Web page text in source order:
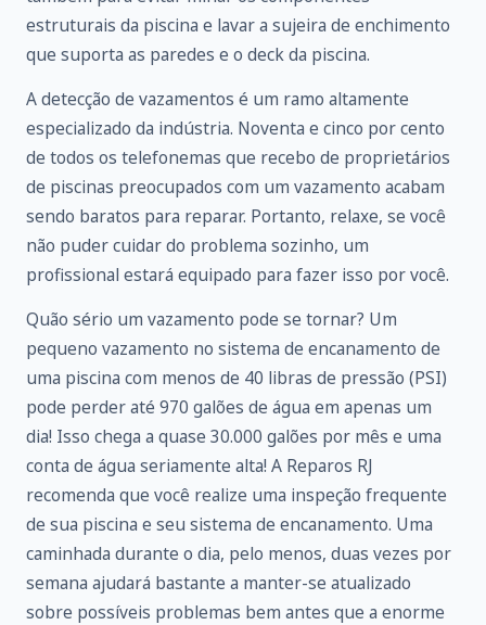
estruturais da piscina e lavar a sujeira de enchimento
que suporta as paredes e o deck da piscina.
A detecção de vazamentos é um ramo altamente
especializado da indústria. Noventa e cinco por cento
de todos os telefonemas que recebo de proprietários
de piscinas preocupados com um vazamento acabam
sendo baratos para reparar. Portanto, relaxe, se você
não puder cuidar do problema sozinho, um
profissional estará equipado para fazer isso por você.
Quão sério um vazamento pode se tornar? Um
pequeno vazamento no sistema de encanamento de
uma piscina com menos de 40 libras de pressão (PSI)
pode perder até 970 galões de água em apenas um
dia! Isso chega a quase 30.000 galões por mês e uma
conta de água seriamente alta! A Reparos RJ
recomenda que você realize uma inspeção frequente
de sua piscina e seu sistema de encanamento. Uma
caminhada durante o dia, pelo menos, duas vezes por
semana ajudará bastante a manter-se atualizado
sobre possíveis problemas bem antes que a enorme